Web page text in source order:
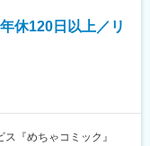
休120日以上／リ
『めちゃコミック』